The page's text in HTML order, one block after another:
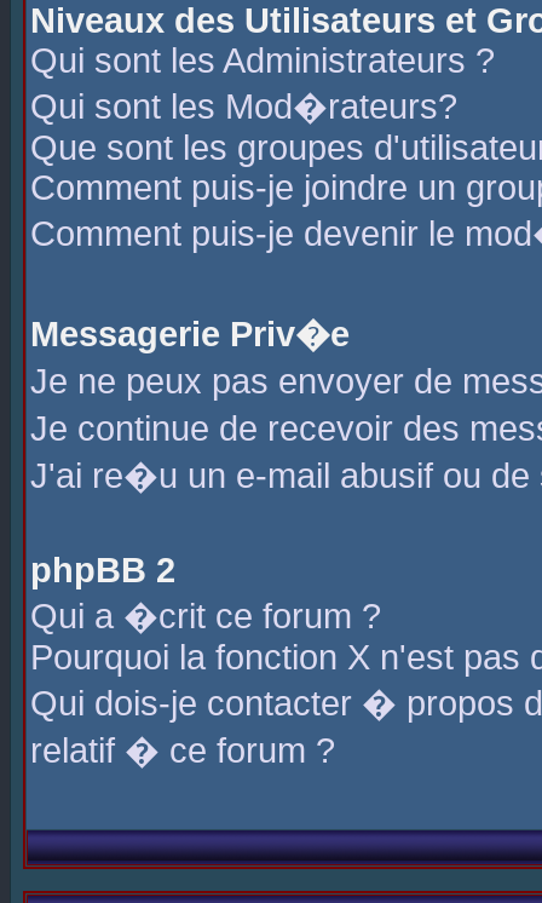
Niveaux des Utilisateurs et
Qui sont les Administrateurs ?
Qui sont les Mod�rateurs?
Que sont les groupes
Comment puis-je joindre un
Comment puis-je devenir le
Messagerie Priv�e
Je ne peux pas envoyer de
Je continue de recevoir des
J'ai re�u un e-mail abusif ou de
phpBB 2
Qui a �crit ce forum ?
Pourquoi la fonction X n'est pas
Qui dois-je contacter � propos
relatif � ce forum ?